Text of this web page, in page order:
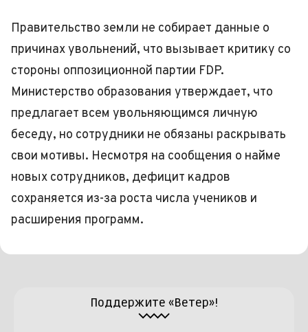
Правительство земли не собирает данные о
причинах увольнений, что вызывает критику со
стороны оппозиционной партии FDP.
Министерство образования утверждает, что
предлагает всем увольняющимся личную
беседу, но сотрудники не обязаны раскрывать
свои мотивы. Несмотря на сообщения о найме
новых сотрудников, дефицит кадров
сохраняется из-за роста числа учеников и
расширения программ.
Поддержите «Ветер»!